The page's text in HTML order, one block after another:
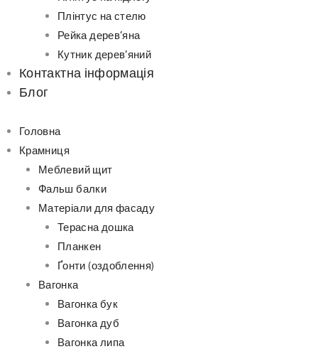
Плінтус на стелю
Рейка дерев’яна
Кутник дерев’яний
Контактна інформація
Блог
Головна
Крамниця
Меблевий щит
Фальш балки
Матеріали для фасаду
Терасна дошка
Планкен
Ґонти (оздоблення)
Вагонка
Вагонка бук
Вагонка дуб
Вагонка липа